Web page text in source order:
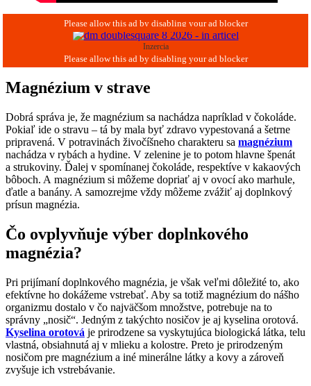
Inzercia
Magnézium v strave
Dobrá správa je, že magnézium sa nachádza napríklad v čokoláde.
Pokiaľ ide o stravu – tá by mala byť zdravo vypestovaná a šetrne
pripravená. V potravinách živočíšneho charakteru sa magnézium
nachádza v rybách a hydine. V zelenine je to potom hlavne špenát
a strukoviny. Ďalej v spomínanej čokoláde, respektíve v kakaových
bôboch. A magnézium si môžeme dopriať aj v ovocí ako marhule,
ďatle a banány. A samozrejme vždy môžeme zvážiť aj doplnkový
prísun magnézia.
Čo ovplyvňuje výber doplnkového
magnézia?
Pri prijímaní doplnkového magnézia, je však veľmi dôležité to, ako
efektívne ho dokážeme vstrebať. Aby sa totiž magnézium do nášho
organizmu dostalo v čo najväčšom množstve, potrebuje na to
správny „nosič“. Jedným z takýchto nosičov je aj kyselina orotová.
Kyselina orotová je prirodzene sa vyskytujúca biologická látka, telu
vlastná, obsiahnutá aj v mlieku a kolostre. Preto je prirodzeným
nosičom pre magnézium a iné minerálne látky a kovy a zároveň
zvyšuje ich vstrebávanie.